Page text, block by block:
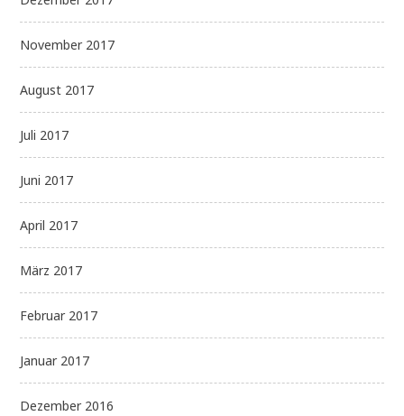
November 2017
August 2017
Juli 2017
Juni 2017
April 2017
März 2017
Februar 2017
Januar 2017
Dezember 2016